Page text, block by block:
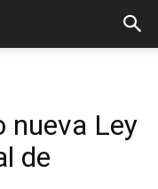
nueva Ley
de